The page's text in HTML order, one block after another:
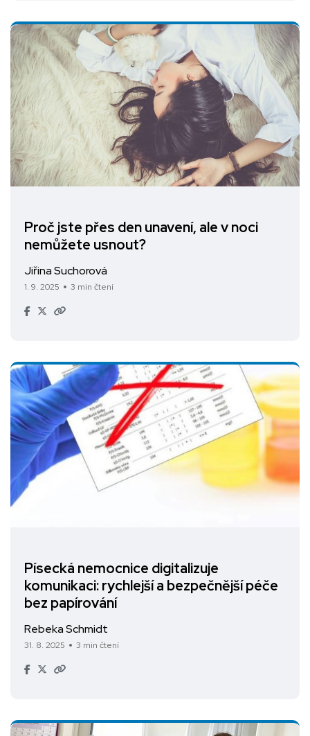
Proč jste přes den unavení, ale v noci
nemůžete usnout?
Jiřina Suchorová
1. 9. 2025 3 min čtení
Písecká nemocnice digitalizuje
komunikaci: rychlejší a bezpečnější péče
bez papírování
Rebeka Schmidt
31. 8. 2025 3 min čtení